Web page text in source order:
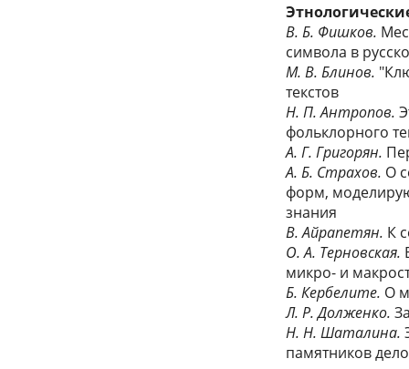
В. Б. Фишков.
символа в
М. В. Блинов.
текстов
Н. П. Антропов.
фольклорного
А. Г. Григорян.
A. Б. Страхов. О
форм,
знания
B. Айрапетян. К
О. А. Терновская.
микро- и
Б. Кербелите. О
Л. Р. Долженко.
Н. Н. Шаталина.
памятников